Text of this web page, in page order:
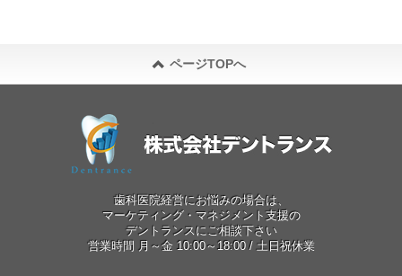
ページTOPへ
歯科医院経営にお悩みの場合は、
マーケティング・マネジメント支援の
デントランスにご相談下さい
営業時間 月～金 10:00～18:00 / 土日祝休業